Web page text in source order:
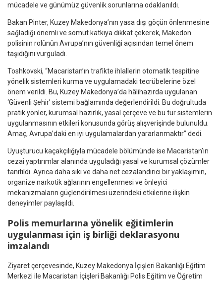
mücadele ve günümüz güvenlik sorunlarına odaklanıldı.
Bakan Pinter, Kuzey Makedonya’nın yasa dışı göçün önlenmesine
sağladığı önemli ve somut katkıya dikkat çekerek, Makedon
polisinin rolünün Avrupa’nın güvenliği açısından temel önem
taşıdığını vurguladı.
Toshkovski, “Macaristan’ın trafikte ihlallerin otomatik tespitine
yönelik sistemleri kurma ve uygulamadaki tecrübelerine özel
önem verildi. Bu, Kuzey Makedonya’da hâlihazırda uygulanan
‘Güvenli Şehir’ sistemi bağlamında değerlendirildi. Bu doğrultuda
pratik yönler, kurumsal hazırlık, yasal çerçeve ve bu tür sistemlerin
uygulanmasının etkileri konusunda görüş alışverişinde bulunuldu.
Amaç, Avrupa’daki en iyi uygulamalardan yararlanmaktır” dedi.
Uyuşturucu kaçakçılığıyla mücadele bölümünde ise Macaristan’ın
cezai yaptırımlar alanında uyguladığı yasal ve kurumsal çözümler
tanıtıldı. Ayrıca daha sıkı ve daha net cezalandırıcı bir yaklaşımın,
organize narkotik ağlarının engellenmesi ve önleyici
mekanizmaların güçlendirilmesi üzerindeki etkilerine ilişkin
deneyimler paylaşıldı.
Polis memurlarına yönelik eğitimlerin
uygulanması için iş birliği deklarasyonu
imzalandı
Ziyaret çerçevesinde, Kuzey Makedonya İçişleri Bakanlığı Eğitim
Merkezi ile Macaristan İçişleri Bakanlığı Polis Eğitim ve Öğretim